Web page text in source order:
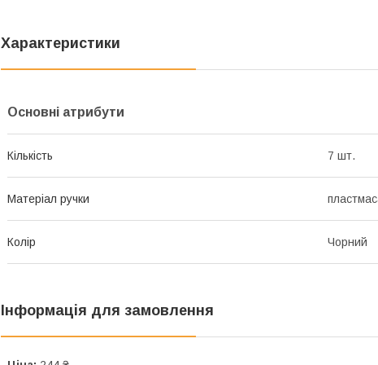
Характеристики
Основні атрибути
Кількість 7 шт.
Матеріал ручки
Колір Чорний
Інформація для замовлення